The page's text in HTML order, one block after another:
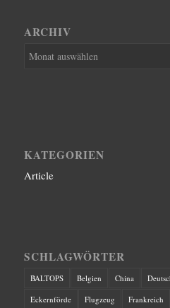
ARCHIV
KATEGORIEN
Article
SCHLAGWÖRTER
BALTOPS Belgien China
Eckernförde
Flugzeug Frankreich